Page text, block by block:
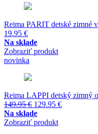
Reima PARIT detské zimné
19.95 €
Na sklade
Zobraziť produkt
novinka
Reima LAPPI detský zimný
149.95€ Pôvodná
cena
bola:
129.95 €Aktuálna
Na sklade
Zobraziť produkt